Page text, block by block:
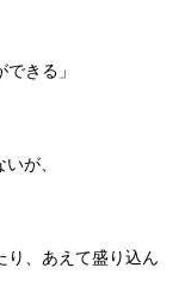
きる」
が、
り、あえて盛り込ん